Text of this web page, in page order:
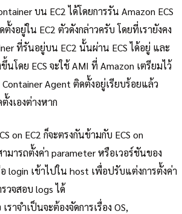
บน EC2 ได้โดยการรัน Amazon ECS
งอยู่ใน EC2 ตัวดังกล่าวครับ โดยที่เรายังคง
ที่รันอยู่บน EC2 นั้นผ่าน ECS ได้อยู่ และ
นโดย ECS จะใช้ AMI ที่ Amazon เตรียมไว้
Container Agent ติดตั้งอยู่เรียบร้อยแล้ว
งเองต่างหาก
on EC2 ก็จะตรงกันข้ามกับ ECS on
มารถตั้งค่า parameter หรือเวอร์ชันของ
login เข้าไปใน host เพื่อปรับแต่งการตั้งค่า
วจสอบ logs ได้
าจำเป็นจะต้องจัดการเรื่อง OS,